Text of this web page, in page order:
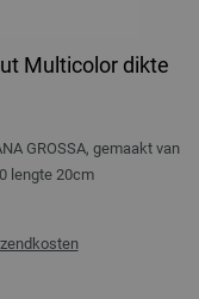
Multicolor dikte
GROSSA, gemaakt van
lengte 20cm